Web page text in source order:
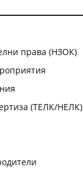
права (НЗОК)
(ТЕЛК/НЕЛК)